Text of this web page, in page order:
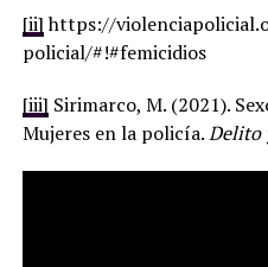
[ii]https://
policial/#!#femicidios
[iii] Sirimarco, M. (2021).
Mujeres en la policía.Delito